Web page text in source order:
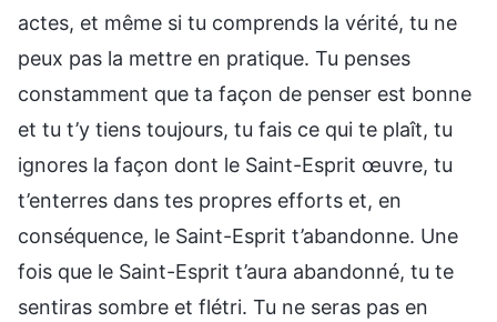
actes, et même si tu comprends la vérité, tu ne
peux pas la mettre en pratique. Tu penses
constamment que ta façon de penser est bonne
et tu t’y tiens toujours, tu fais ce qui te plaît, tu
ignores la façon dont le Saint-Esprit œuvre, tu
t’enterres dans tes propres efforts et, en
conséquence, le Saint-Esprit t’abandonne. Une
fois que le Saint-Esprit t’aura abandonné, tu te
sentiras sombre et flétri. Tu ne seras pas en